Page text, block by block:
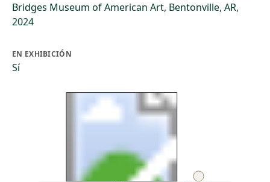
Bridges Museum of American Art, Bentonville, AR,
2024
EN EXHIBICIÓN
Sí